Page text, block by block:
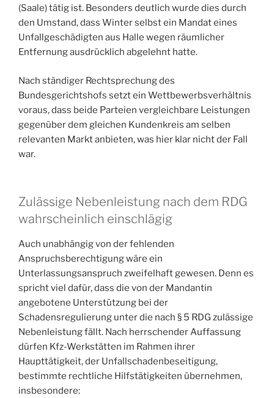
(Saale) tätig ist. Besonders deutlich wurde dies durch
den Umstand, dass Winter selbst ein Mandat eines
Unfallgeschädigten aus Halle wegen räumlicher
Entfernung ausdrücklich abgelehnt hatte.
Nach ständiger Rechtsprechung des
Bundesgerichtshofs setzt ein Wettbewerbsverhältnis
voraus, dass beide Parteien vergleichbare Leistungen
gegenüber dem gleichen Kundenkreis am selben
relevanten Markt anbieten, was hier klar nicht der Fall
war.
Zulässige Nebenleistung nach dem RDG
wahrscheinlich einschlägig
Auch unabhängig von der fehlenden
Anspruchsberechtigung wäre ein
Unterlassungsanspruch zweifelhaft gewesen. Denn es
spricht viel dafür, dass die von der Mandantin
angebotene Unterstützung bei der
Schadensregulierung unter die nach § 5 RDG zulässige
Nebenleistung fällt. Nach herrschender Auffassung
dürfen Kfz-Werkstätten im Rahmen ihrer
Haupttätigkeit, der Unfallschadenbeseitigung,
bestimmte rechtliche Hilfstätigkeiten übernehmen,
insbesondere: